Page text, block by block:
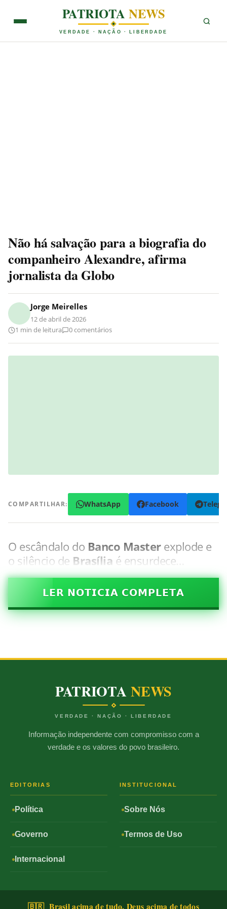
PATRIOTANEWS
VERDADE · NAÇÃO · LIBERDADE
Não há salvação para a biografia do
companheiro Alexandre, afirma
jornalista da Globo
Jorge Meirelles
12 de abril de 2026
1 min de leitura
0 comentários
COMPARTILHAR: WhatsApp Facebook
O escândalo do Banco Masterexplode e
o silêncio de Brasília é ensurdece…
𝗟𝗘𝗥 𝗡𝗢𝗧𝗜𝗖𝗜𝗔 𝗖𝗢𝗠𝗣𝗟𝗘𝗧𝗔
PATRIOTANEWS
VERDADE · NAÇÃO · LIBERDADE
Informação independente com compromisso com a
verdade e os valores do povo brasileiro.
EDITORIAS
Política
Governo
Internacional
INSTITUCIONAL
Sobre Nós
Termos de Uso
🇧🇷 Brasil acima de tudo, Deus acima de todos